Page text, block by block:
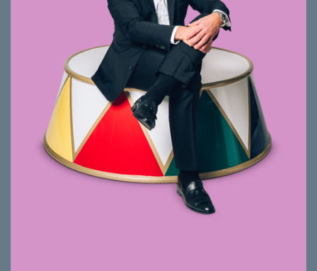
Bewirtschaftung Gewerbe
Analyse von Markt und Situation
Bestpreis statt Marktpreis
Ausgezeichneter Zuhörer, was Menschen
nicht selten dazu bringt, ihm ihre
Geheimnisse anzuvertrauen.